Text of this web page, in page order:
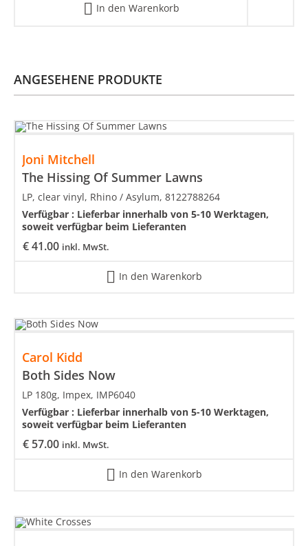
In den Warenkorb
ANGESEHENE PRODUKTE
Joni Mitchell
The Hissing Of Summer Lawns
€41.00 inkl. MwSt.
LP, clear vinyl, Rhino / Asylum, 8122788264
Verfügbar : Lieferbar innerhalb von 5-10 Werktagen,
soweit verfügbar beim Lieferanten
In den Warenkorb
Carol Kidd
Both Sides Now
€ 57.00 inkl. MwSt.
LP 180g, Impex, IMP6040
Verfügbar : Lieferbar innerhalb von 5-10 Werktagen,
soweit verfügbar beim Lieferanten
In den Warenkorb